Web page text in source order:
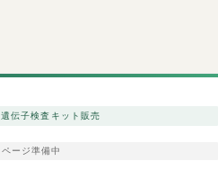
遺伝子検査キット販売
ページ準備中